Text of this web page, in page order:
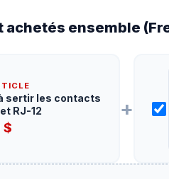
achetés ensemble
sertir les contacts
RJ-12
$
+